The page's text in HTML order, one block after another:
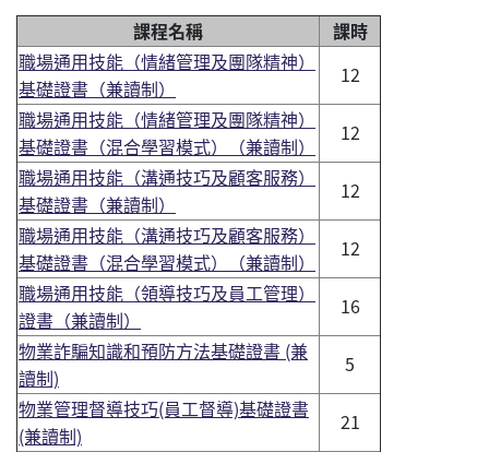
課程名稱
課時
職場通用技能（情緒管理及團隊精神）
基礎證書（兼讀制）
12
職場通用技能（情緒管理及團隊精神）
基礎證書（混合學習模式）（兼讀制）
12
職場通用技能（溝通技巧及顧客服務）
基礎證書（兼讀制）
12
職場通用技能（溝通技巧及顧客服務）
基礎證書（混合學習模式）（兼讀制）
12
職場通用技能（領導技巧及員工管理）
證書（兼讀制）
16
物業詐騙知識和預防方法基礎證書 (兼
讀制)
5
物業管理督導技巧(員工督導)基礎證書
(兼讀制)
21